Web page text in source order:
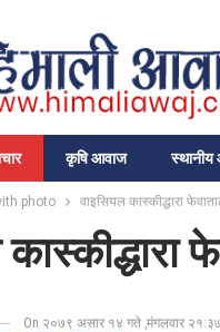
कृषि आवाज
photo वाइसियल कास्कीद्धारा
On २०७९ असार १४ गते ,मंगलवार २१:३७